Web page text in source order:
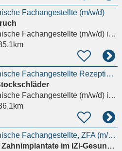
Fachangestellte (m/w/d)
Fachangestellte (m/w/d)in Pohlheim, Watzenborn-Steinberg
Zahnmedizinische Fachangestellte Rezeption (m/w/d)
Fachangestellte (m/w/d)in Selters (Taunus)
Zahnmedizinische Fachangestellte, ZFA (m/w/d)
Zentrum für Zahnimplantate im IZI-Gesundheitszentrum Scharfsberg